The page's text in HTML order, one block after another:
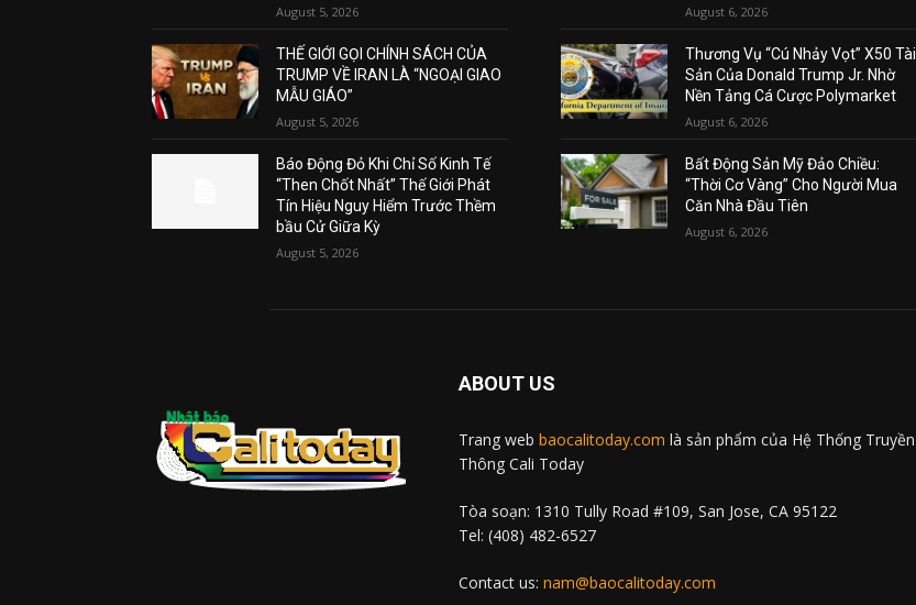
August 5, 2026
THẾ GIỚI GỌI CHÍNH SÁCH CỦA
TRUMP VỀ IRAN LÀ “NGOẠI GIAO
MẪU GIÁO”
August 5, 2026
Báo Động Đỏ Khi Chỉ Số Kinh Tế
“Then Chốt Nhất” Thế Giới Phát
Tín Hiệu Nguy Hiểm Trước Thềm
bầu Cử Giữa Kỳ
August 5, 2026
August 6, 2026
Thương Vụ “Cú Nhảy Vọt” X50 Tài
Sản Của Donald Trump Jr. Nhờ
Nền Tảng Cá Cược Polymarket
August 6, 2026
Bất Động Sản Mỹ Đảo Chiều:
“Thời Cơ Vàng” Cho Người Mua
Căn Nhà Đầu Tiên
August 6, 2026
ABOUT US
Trang web baocalitoday.com là sản phẩm của Hệ Thống Truyền
Thông Cali Today
Tòa soạn: 1310 Tully Road #109, San Jose, CA 95122
Tel: (408) 482-6527
Contact us: nam@baocalitoday.com